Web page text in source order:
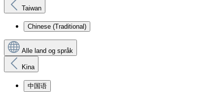
Taiwan
Chinese (Traditional)
Alle land og språk
Kina
中国语